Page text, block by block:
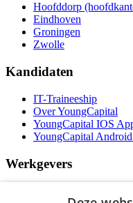
Hoofddorp
Eindhoven
Groningen
Zwolle
Kandidaten
IT-Traineeship
Over YoungCapital
YoungCapital IOS
YoungCapital
Werkgevers